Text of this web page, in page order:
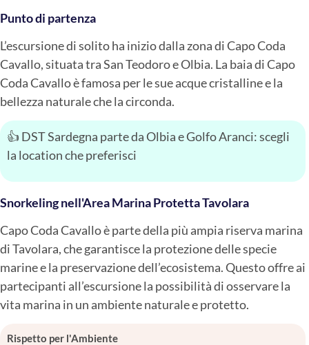
Punto di partenza
L’escursione di solito ha inizio dalla zona di Capo Coda
Cavallo, situata tra San Teodoro e Olbia. La baia di Capo
Coda Cavallo è famosa per le sue acque cristalline e la
bellezza naturale che la circonda.
👍 DST Sardegna parte da Olbia e Golfo Aranci: scegli
la location che preferisci
Snorkeling nell'Area Marina Protetta Tavolara
Capo Coda Cavallo è parte della più ampia riserva marina
di Tavolara, che garantisce la protezione delle specie
marine e la preservazione dell’ecosistema. Questo offre ai
partecipanti all’escursione la possibilità di osservare la
vita marina in un ambiente naturale e protetto.
Rispetto per l'Ambiente